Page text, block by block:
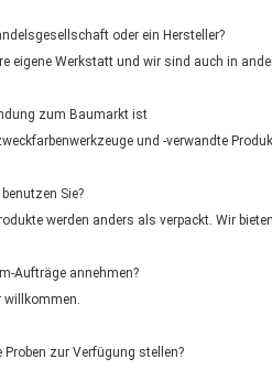
oder ein Hersteller?
eigene Werkstatt und wir sind auch in
zum Baumarkt ist
und -verwandte
Sie?
werden anders als verpackt. Wir
Aufträge annehmen?
willkommen.
Proben zur Verfügung stellen?